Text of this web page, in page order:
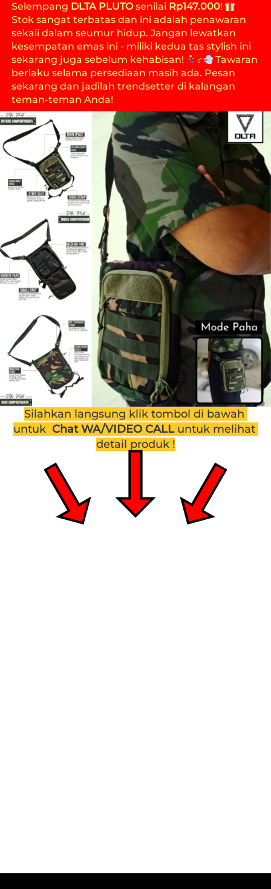
Selempang DLTA PLUTO senilai Rp147.000!
Stok sangat terbatas dan ini adalah penawaran
sekali dalam seumur hidup. Jangan lewatkan
kesempatan emas ini - miliki kedua tas stylish ini
sekarang juga sebelum kehabisan!
‍♂️
Tawaran
berlaku selama persediaan masih ada. Pesan
sekarang dan jadilah trendsetter di kalangan
teman-teman Anda!
Silahkan langsung klik tombol di bawah
untuk Chat WA/VIDEO CALL untuk melihat
detail produk !